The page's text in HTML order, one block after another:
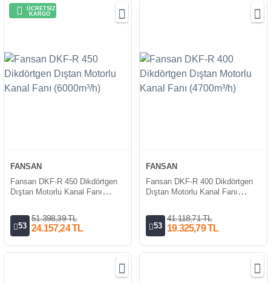
ÜCRETSİZ
KARGO
FANSAN
Fansan DKF-R 450 Dikdörtgen
Dıştan Motorlu Kanal Fanı
53
51.398,39 TL
24.157,24 TL
FANSAN
Fansan DKF-R 400 Dikdörtgen
Dıştan Motorlu Kanal Fanı
53
41.118,71 TL
19.325,79 TL